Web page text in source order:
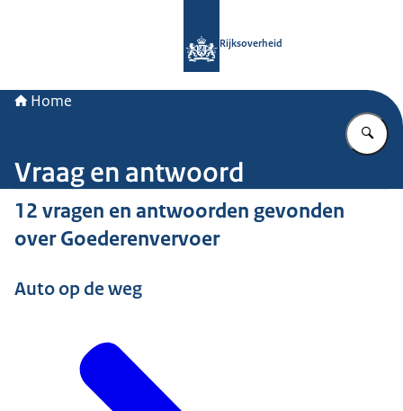
Rijksoverheid
Home
Vraag en antwoord
12 vragen en antwoorden gevonden
over Goederenvervoer
Auto op de weg